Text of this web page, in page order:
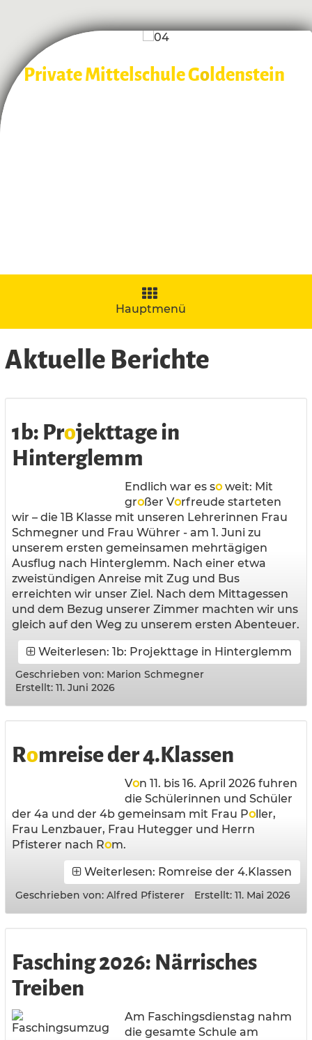
Private Mittelschule Goldenstein
Navigation
aufklappen
Hauptmenü
Aktuelle Berichte
1b: Projekttage in
Hinterglemm
Endlich war es soweit: Mit
großer Vorfreude starteten
wir – die 1B Klasse mit unseren Lehrerinnen Frau
Schmegner und Frau Wührer - am 1. Juni zu
unserem ersten gemeinsamen mehrtägigen
Ausflug nach Hinterglemm. Nach einer etwa
zweistündigen Anreise mit Zug und Bus
erreichten wir unser Ziel. Nach dem Mittagessen
und dem Bezug unserer Zimmer machten wir uns
gleich auf den Weg zu unserem ersten Abenteuer.
Weiterlesen: 1b: Projekttage in Hinterglemm
Geschrieben von: Marion Schmegner
Erstellt: 11. Juni 2026
Romreise der 4.Klassen
Von 11. bis 16. April 2026 fuhren
die Schülerinnen und Schüler
der 4a und der 4b gemeinsam mit Frau Poller,
Frau Lenzbauer, Frau Hutegger und Herrn
Pfisterer nach Rom.
Weiterlesen: Romreise der 4.Klassen
Geschrieben von: Alfred Pfisterer Erstellt: 11. Mai 2026
Fasching 2026: Närrisches
Treiben
Am Faschingsdienstag nahm
die gesamte Schule am